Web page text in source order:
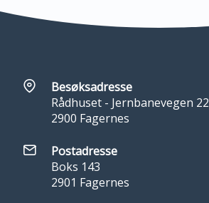
Besøksadresse
Rådhuset - Jernbanevegen 22
2900 Fagernes
Postadresse
Boks 143
2901 Fagernes